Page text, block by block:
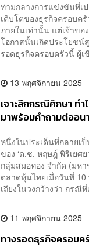
ท่ามกลางการแข่งขันที่เ
เติบโตของธุรกิจครอบค
ภายในเท่านั้น แต่เจ้าขอ
โอกาสนั้นเกิดประโยชน์
รอดธุรกิจครอบครัวนี้ ผู้
13 พฤศจิกายน 2025
เจาะลึกกรณีศึกษา ทำ
มาพร้อมคำถามต่ออน
หนึ่งในประเด็นที่กลายเ
ของ ‘ด.ช. หฤษฎ์ พิริเยศ
กลุ่มสมอทอง จำกัด (มห
ตลาดหุ้นไทยเมื่อวันที่
เถียงในวงกว้างว่า กรณี
11 พฤศจิกายน 2025
ทางรอดธุรกิจครอบค